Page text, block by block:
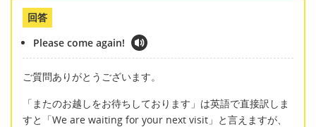
回答
Please come again!
ご質問ありがとうございます。
「またのお越しをお待ちしております」は英語で直接訳しま
すと「We are waiting for your next visit」と言えますが、